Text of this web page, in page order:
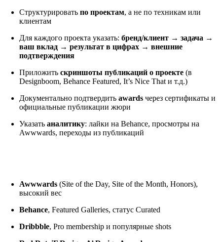
Структурироватьпо проектам, а не по техникам или
клиентам
Для каждого проекта указать:бренд/клиент → задача →
ваш вклад → результат в цифрах → внешние
подтверждения
Приложитьскриншоты публикаций о проекте (в
Designboom, Behance Featured, It’s Nice That и т.д.)
Документально подтвердитьawards через сертификаты и
официальные публикации жюри
Указатьаналитику: лайки на Behance, просмотры на
Awwwards, переходы из публикаций
Awwwards (Site of the Day, Site of the Month, Honors),
высокий вес
Behance, Featured Galleries, статус Curated
Dribbble, Pro membership и популярные shots